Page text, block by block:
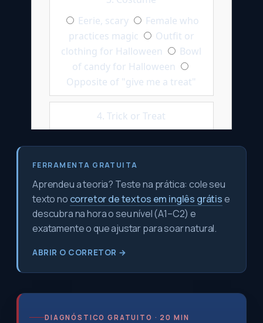
FERRAMENTA GRATUITA
Aprendeu a teoria? Teste na prática: cole seu
texto no corretor de textos em inglês grátise
descubra na hora o seu nível (A1–C2) e
exatamente o que ajustar para soar natural.
ABRIR O CORRETOR →
DIAGNÓSTICO GRATUITO · 20 MIN